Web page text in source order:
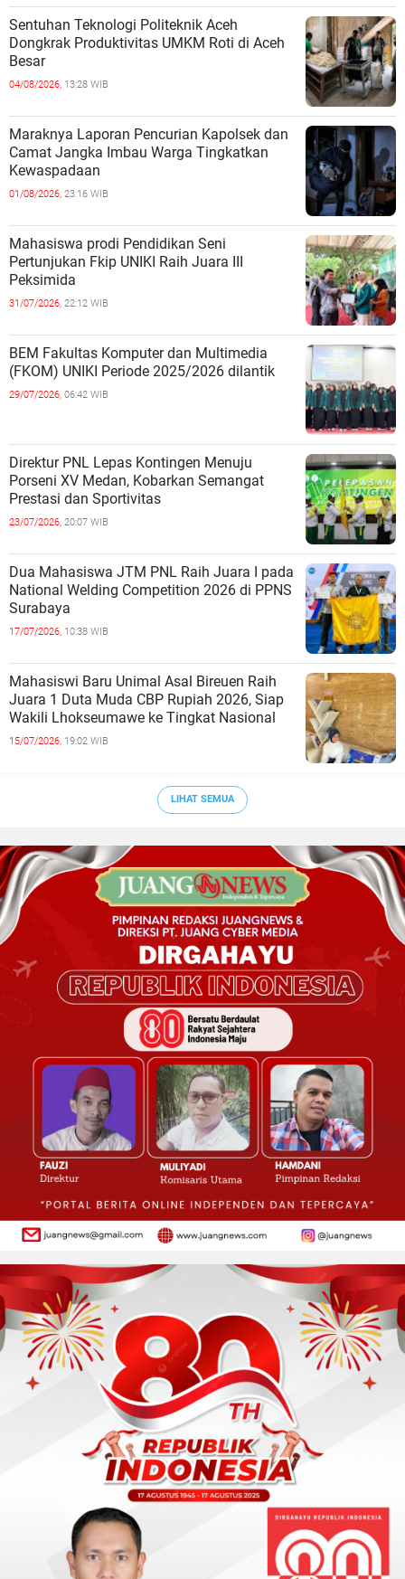
Sentuhan Teknologi Politeknik Aceh
Dongkrak Produktivitas UMKM Roti di Aceh
Besar
04/08/2026, 13:28 WIB
Maraknya Laporan Pencurian Kapolsek dan
Camat Jangka Imbau Warga Tingkatkan
Kewaspadaan
01/08/2026, 23:16 WIB
Mahasiswa prodi Pendidikan Seni
Pertunjukan Fkip UNIKI Raih Juara III
Peksimida
31/07/2026, 22:12 WIB
BEM Fakultas Komputer dan Multimedia
(FKOM) UNIKI Periode 2025/2026 dilantik
29/07/2026, 06:42 WIB
Direktur PNL Lepas Kontingen Menuju
Porseni XV Medan, Kobarkan Semangat
Prestasi dan Sportivitas
23/07/2026, 20:07 WIB
Dua Mahasiswa JTM PNL Raih Juara I pada
National Welding Competition 2026 di PPNS
Surabaya
17/07/2026, 10:38 WIB
Mahasiswi Baru Unimal Asal Bireuen Raih
Juara 1 Duta Muda CBP Rupiah 2026, Siap
Wakili Lhokseumawe ke Tingkat Nasional
15/07/2026, 19:02 WIB
LIHAT SEMUA